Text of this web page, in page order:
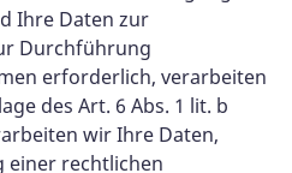
Ihre Daten zur
Durchführung
erforderlich, verarbeiten
des Art. 6 Abs. 1 lit. b
wir Ihre Daten,
einer rechtlichen